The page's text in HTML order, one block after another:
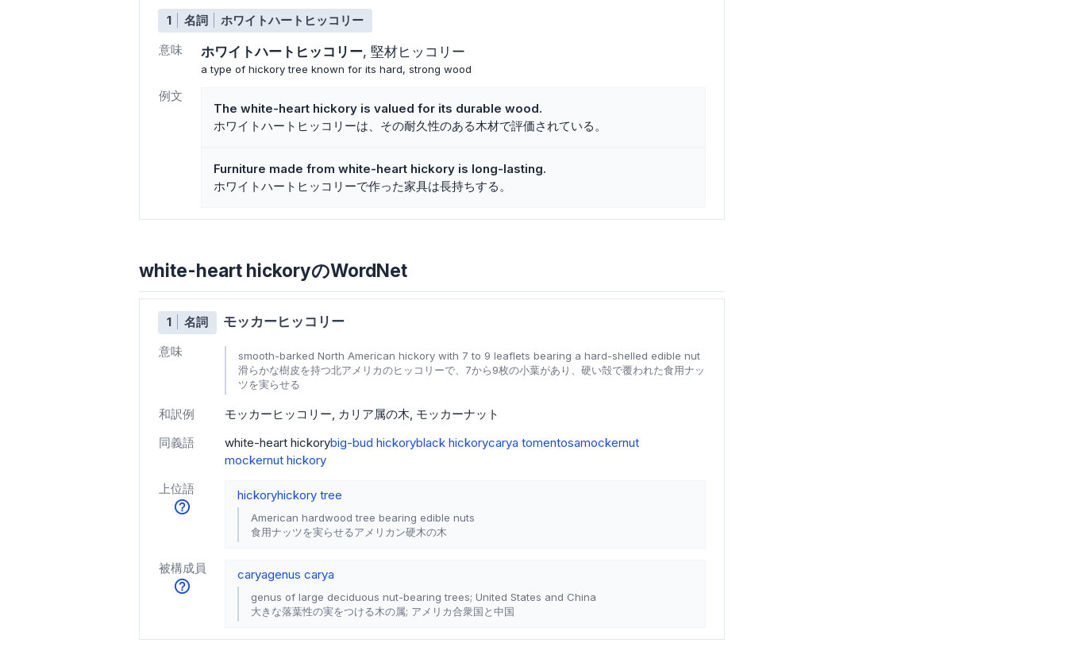
1 名詞
ホワイトハートヒッコリー
意味
ホワイトハートヒッコリー 堅材ヒッコリー
a type of hickory tree known for its hard, strong wood
例文
The white-heart hickory is valued for its durable wood.
ホワイトハートヒッコリーは、その耐久性のある木材で評価されている。
Furniture made from white-heart hickory is long-lasting.
ホワイトハートヒッコリーで作った家具は長持ちする。
white-heart hickoryのWordNet
1 名詞 モッカーヒッコリー
意味
smooth-barked North American hickory with 7 to 9 leaflets bearing a hard-shelled edible nut
滑らかな樹皮を持つ北アメリカのヒッコリーで、7から9枚の小葉があり、硬い殻で覆われた食用ナッ
ツを実らせる
和訳例 モッカーヒッコリー カリア属の木 モッカーナット
同義語
white-heart hickorybig-bud hickoryblack hickorycarya tomentosamockernut
mockernut hickory
上位語
hickoryhickory tree
American hardwood tree bearing edible nuts
食用ナッツを実らせるアメリカン硬木の木
被構成員 caryagenus carya
genus of large deciduous nut-bearing trees; United States and China
大きな落葉性の実をつける木の属; アメリカ合衆国と中国